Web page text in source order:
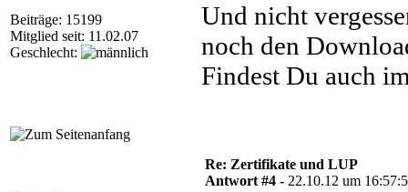
Beiträge: 15199
Mitglied seit: 11.02.07
Geschlecht:
Und nicht
noch den
Findest Du auch
Re: Zertifikate und LUP
Antwort #4 - 22.10.12 um